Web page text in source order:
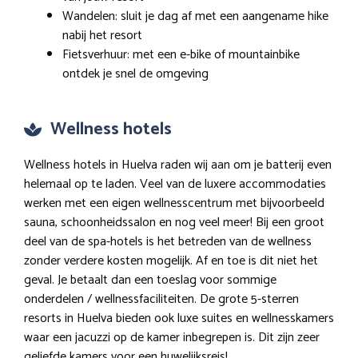
Wandelen: sluit je dag af met een aangename hike
nabij het resort
Fietsverhuur: met een e-bike of mountainbike
ontdek je snel de omgeving
Wellness hotels
Wellness hotels in Huelva raden wij aan om je batterij even
helemaal op te laden. Veel van de luxere accommodaties
werken met een eigen wellnesscentrum met bijvoorbeeld
sauna, schoonheidssalon en nog veel meer! Bij een groot
deel van de spa-hotels is het betreden van de wellness
zonder verdere kosten mogelijk. Af en toe is dit niet het
geval. Je betaalt dan een toeslag voor sommige
onderdelen / wellnessfaciliteiten. De grote 5-sterren
resorts in Huelva bieden ook luxe suites en wellnesskamers
waar een jacuzzi op de kamer inbegrepen is. Dit zijn zeer